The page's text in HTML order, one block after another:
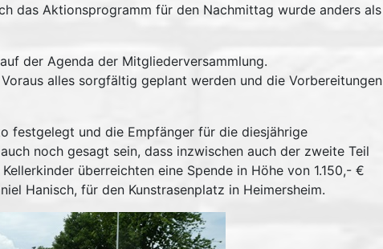
das Aktionsprogramm für den Nachmittag wurde anders als
der Agenda der Mitgliederversammlung.
alles sorgfältig geplant werden und die Vorbereitungen
festgelegt und die Empfänger für die diesjährige
noch gesagt sein, dass inzwischen auch der zweite Teil
überreichten eine Spende in Höhe von 1.150,- €
Hanisch, für den Kunstrasenplatz in Heimersheim.